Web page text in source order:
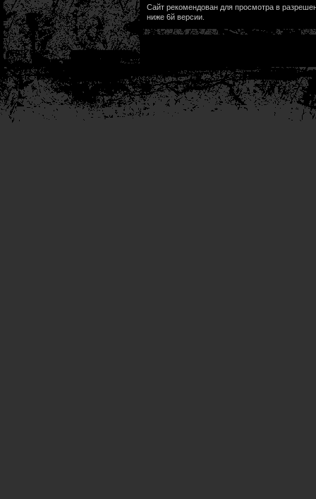
Сайт рекомендован для просмотра в
ниже 6й версии.